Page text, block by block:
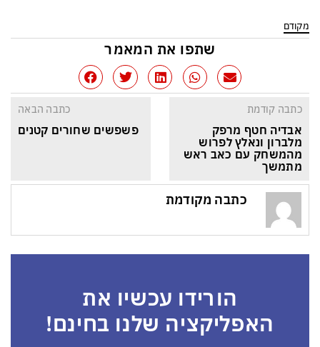
מקודם
שתפו את המאמר
כתבה קודמת
אבדיה חטף מרפק
מלברון ונאלץ לפרוש
מהמשחק עם כאב ראש
מתמשך
כתבה הבאה
פשפשים שחורים קטנים
כתבה מקודמת
הורידו עכשיו את
האפליקציה שלנו בחינם!